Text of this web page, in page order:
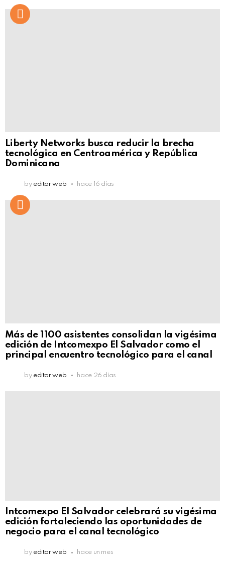
Liberty Networks busca reducir la brecha
tecnológica en Centroamérica y República
Dominicana
by editor web hace 16 días
Más de 1100 asistentes consolidan la vigésima
edición de Intcomexpo El Salvador como el
principal encuentro tecnológico para el canal
by editor web hace 26 días
Intcomexpo El Salvador celebrará su vigésima
edición fortaleciendo las oportunidades de
negocio para el canal tecnológico
by editor web hace un mes